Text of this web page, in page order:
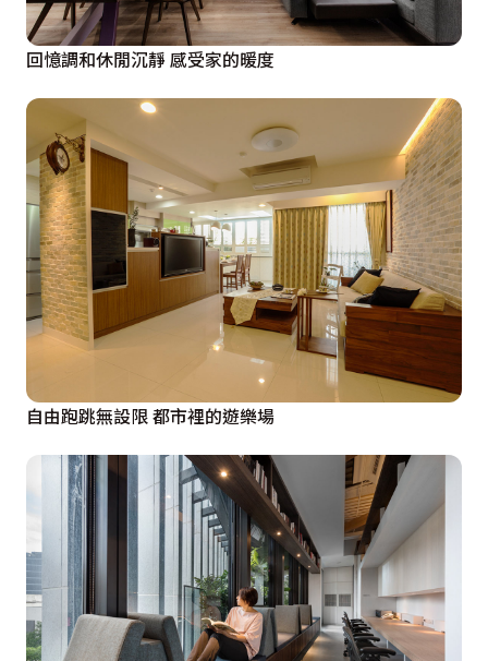
回憶調和休閒沉靜 感受家的暖度
自由跑跳無設限 都市裡的遊樂場